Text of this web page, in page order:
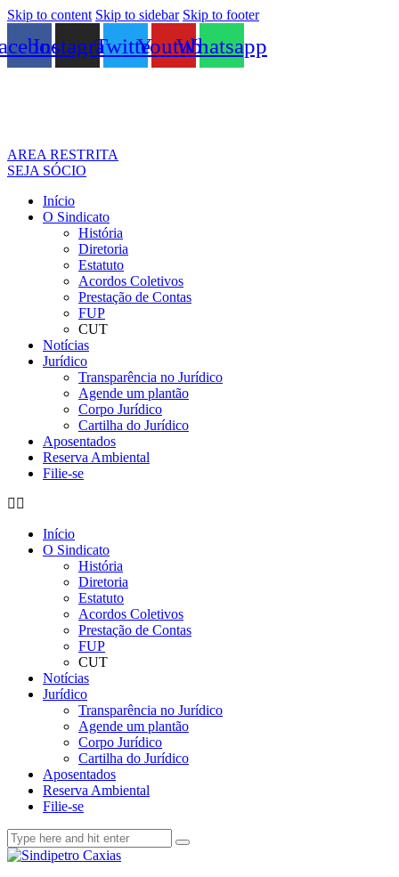
Skip to content Skip to sidebar Skip to footer
InstagramTwitterYoutubeWhatsapp
AREA RESTRITA
SEJA SÓCIO
Início
O Sindicato
História
Diretoria
Estatuto
Acordos Coletivos
Prestação de Contas
FUP
CUT
Notícias
Jurídico
Transparência no Jurídico
Agende um plantão
Corpo Jurídico
Cartilha do Jurídico
Aposentados
Reserva Ambiental
Filie-se
Início
O Sindicato
História
Diretoria
Estatuto
Acordos Coletivos
Prestação de Contas
FUP
CUT
Notícias
Jurídico
Transparência no Jurídico
Agende um plantão
Corpo Jurídico
Cartilha do Jurídico
Aposentados
Reserva Ambiental
Filie-se